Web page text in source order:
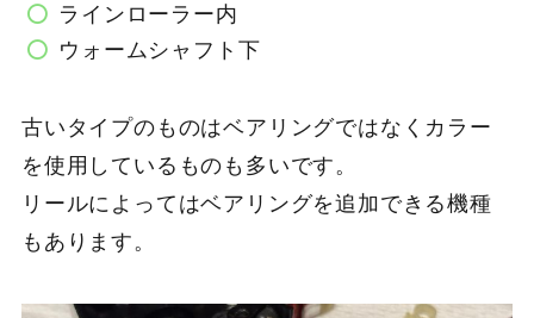
ラインローラー内
ウォームシャフト下
古いタイプのものはベアリングではなくカラー
を使用しているものも多いです。
リールによってはベアリングを追加できる機種
もあります。